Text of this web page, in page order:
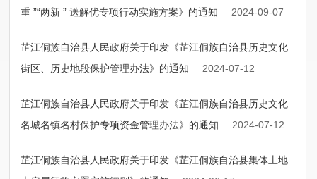
重 ”“两新 ” 送解优专项行动实施方案》的通知
2024-09-07
芷江侗族自治县人民政府关于印发《芷江侗族自治县历史文化
街区、历史地段保护管理办法》的通知
2024-07-12
芷江侗族自治县人民政府关于印发《芷江侗族自治县历史文化
名城名镇名村保护专项资金管理办法》的通知
2024-07-12
芷江侗族自治县人民政府关于印发《芷江侗族自治县集体土地